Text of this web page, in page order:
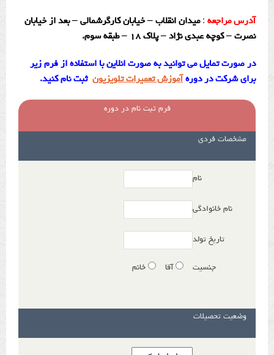
آدرس مراجعه :میدان انقلاب – خیابان کارگرشمالی – بعد از خیابان
نصرت – کوچه عبدی نژاد – پلاک ۱۸ – طبقه سوم.
در صورت تمایل می توانید به صورت انلاین با استفاده از فرم زیر
برای شرکت در دوره آموزش تعمیرات تلویزیون ثبت نام کنید.
فرم ثبت نام در دوره
مشخصات فردی
نام
نام خانوادگی
تاریخ تولد
جنسیت آقا خانم
وضعیت تحصیلات